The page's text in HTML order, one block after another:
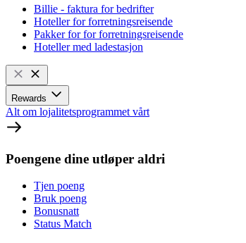
Billie - faktura for bedrifter
Hoteller for forretningsreisende
Pakker for for forretningsreisende
Hoteller med ladestasjon
Rewards
Alt om lojalitetsprogrammet vårt
Poengene dine utløper aldri
Tjen poeng
Bruk poeng
Bonusnatt
Status Match